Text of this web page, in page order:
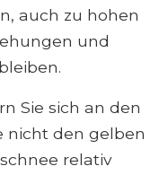
auch zu hohen
und
Sie sich an den
nicht den gelben
relativ